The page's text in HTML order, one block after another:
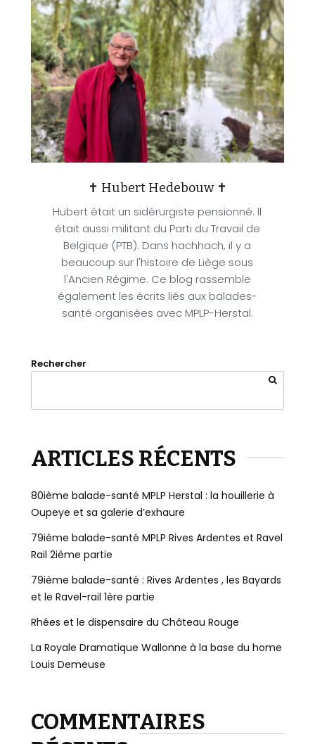
✝ Hubert Hedebouw ✝
Hubert était un sidérurgiste pensionné. Il
était aussi militant du Parti du Travail de
Belgique (PTB). Dans hachhach, il y a
beaucoup sur l'histoire de Liège sous
l'Ancien Régime. Ce blog rassemble
également les écrits liés aux balades-
santé organisées avec MPLP-Herstal.
Rechercher
ARTICLES RÉCENTS
80ième balade-santé MPLP Herstal : la houillerie à
Oupeye et sa galerie d’exhaure
79ième balade-santé MPLP Rives Ardentes et Ravel
Rail 2ième partie
79ième balade-santé : Rives Ardentes , les Bayards
et le Ravel-rail 1ère partie
Rhées et le dispensaire du Château Rouge
La Royale Dramatique Wallonne à la base du home
Louis Demeuse
COMMENTAIRES